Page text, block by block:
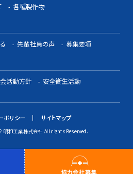
各種製作物
先輩社員の声 募集要項
活動方針 安全衛生活動
ポリシー サイトマップ
和工業株式会社 All rights Reserved.
協力会社募集